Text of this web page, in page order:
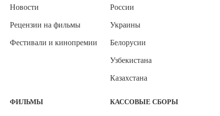
Новости
Рецензии на фильмы
Фестивали и кинопремии
России
Украины
Белорусии
Узбекистана
Казахстана
ФИЛЬМЫ КАССОВЫЕ СБОРЫ